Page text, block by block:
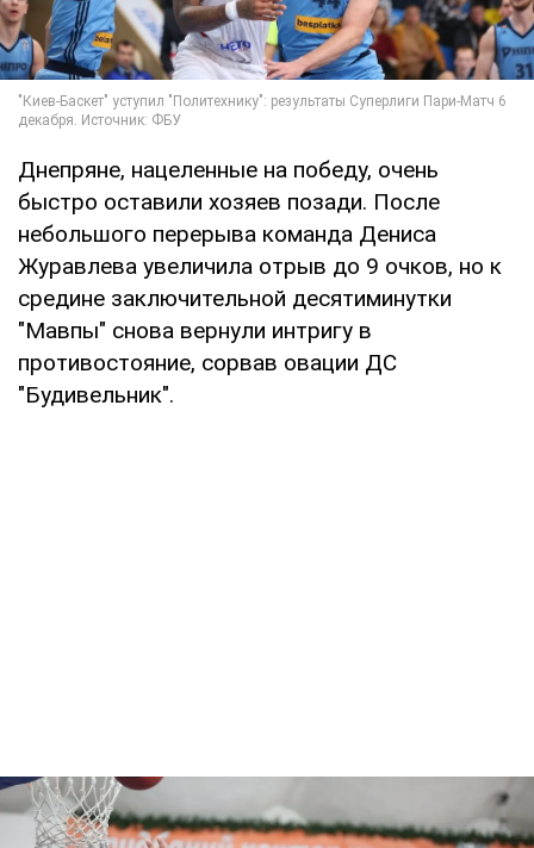
Днепряне, нацеленные на победу, очень
быстро оставили хозяев позади. После
небольшого перерыва команда Дениса
Журавлева увеличила отрыв до 9 очков, но к
средине заключительной десятиминутки
"Мавпы" снова вернули интригу в
противостояние, сорвав овации ДС
"Будивельник".